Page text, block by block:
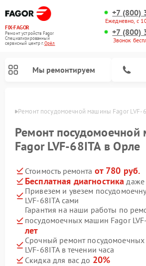
FIX-FAGOR
Ремонт устройств Fagor
Специализированный
cервисный центр г.Орёл
+7 (800)
Ежедневно, с
+7 (800)
Звонок
Мы ремонтируем
Ремонт посудомоечной машины Fagor LVF-
Ремонт
Fagor LVF-68ITA в Орле
Стоимость ремонта от 780 руб.
Бесплатная диагностика даже
Привезем и увезем
LVF-68ITA сами
Гарантия на наши работы по
посудомоечных машин Fagor
лет
Срочный ремонт
LVF-68ITA в течении часа
Скидка для вас до 20%